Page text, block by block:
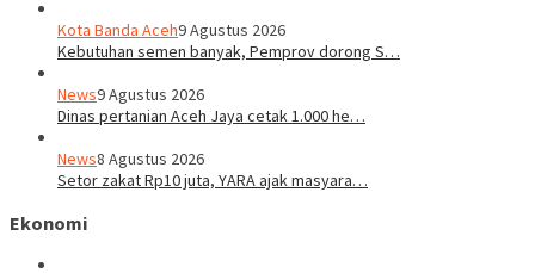
Kota Banda Aceh9 Agustus 2026
Kebutuhan semen banyak, Pemprov dorong S…
News9 Agustus 2026
Dinas pertanian Aceh Jaya cetak 1.000 he…
News8 Agustus 2026
Setor zakat Rp10 juta, YARA ajak masyara…
Ekonomi